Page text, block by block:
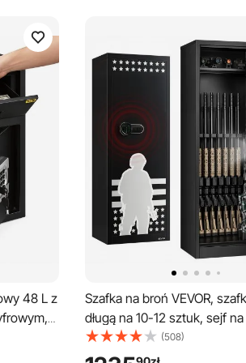
48 L z
Sejf w
Szafka na broń VEVOR,
długą na 10-12 sztuk, sejf
kieszeniami na pistolety i 3
regulowanymi półkami, duża
(508)